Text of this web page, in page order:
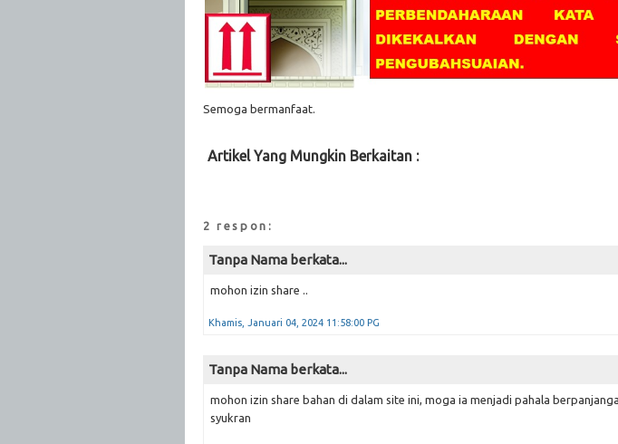
Semoga bermanfaat.
Artikel Yang Mungkin Berkaitan :
2 respon:
Tanpa Nama berkata...
mohon izin share ..
Khamis, Januari 04, 2024 11:58:00 PG
Tanpa Nama berkata...
mohon izin share bahan di dalam site ini, moga ia menjadi pahala
syukran